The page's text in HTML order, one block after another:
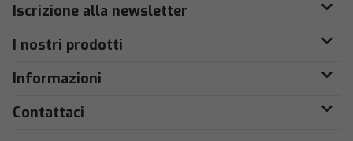
Iscrizione alla newsletter
I nostri prodotti
Informazioni
Contattaci